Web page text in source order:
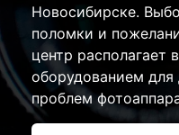
Новосибирске.
поломки и
центр располагает
оборудованием для
проблем